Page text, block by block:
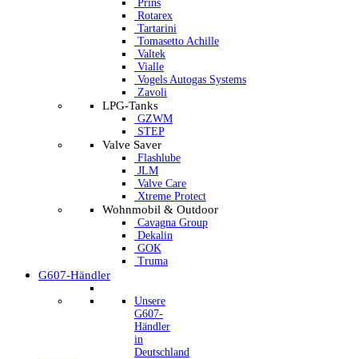
Prins
Rotarex
Tartarini
Tomasetto Achille
Valtek
Vialle
Vogels Autogas Systems
Zavoli
LPG-Tanks
GZWM
STEP
Valve Saver
Flashlube
JLM
Valve Care
Xtreme Protect
Wohnmobil & Outdoor
Cavagna Group
Dekalin
GOK
Truma
G607-Händler
Unsere
G607-
Händler
in
Deutschland